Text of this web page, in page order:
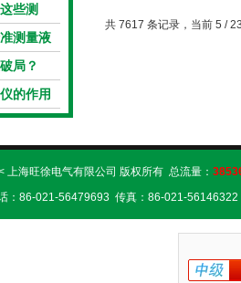
些测
测量液
局？
的作用
共 7617 条记录，当前 5 /
上海旺徐电气有限公司 版权所有 总流量：
：86-021-56479693 传真：86-021-